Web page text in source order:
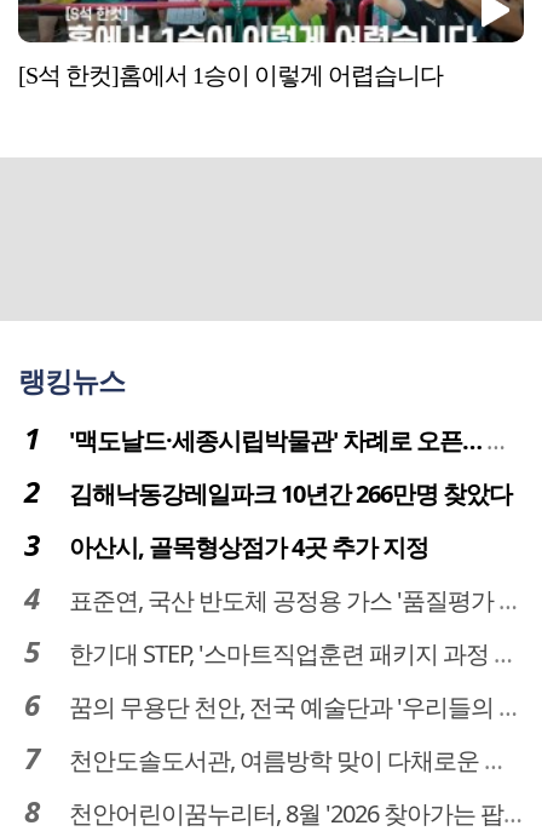
[S석 한컷]홈에서 1승이 이렇게 어렵습니다
랭킹뉴스
'맥도날드·세종시립박물관' 차례로 오픈… 고운동 정주여건 좋아진다
김해낙동강레일파크 10년간 266만명 찾았다
아산시, 골목형상점가 4곳 추가 지정
표준연, 국산 반도체 공정용 가스 '품질평가 체계' 구축
한기대 STEP, '스마트직업훈련 패키지 과정 3기' 모집
꿈의 무용단 천안, 전국 예술단과 '우리들의 하모니' 선보여
천안도솔도서관, 여름방학 맞이 다채로운 독서문화 프로그램 운영
천안어린이꿈누리터, 8월 '2026 찾아가는 팝업놀이터' 운영